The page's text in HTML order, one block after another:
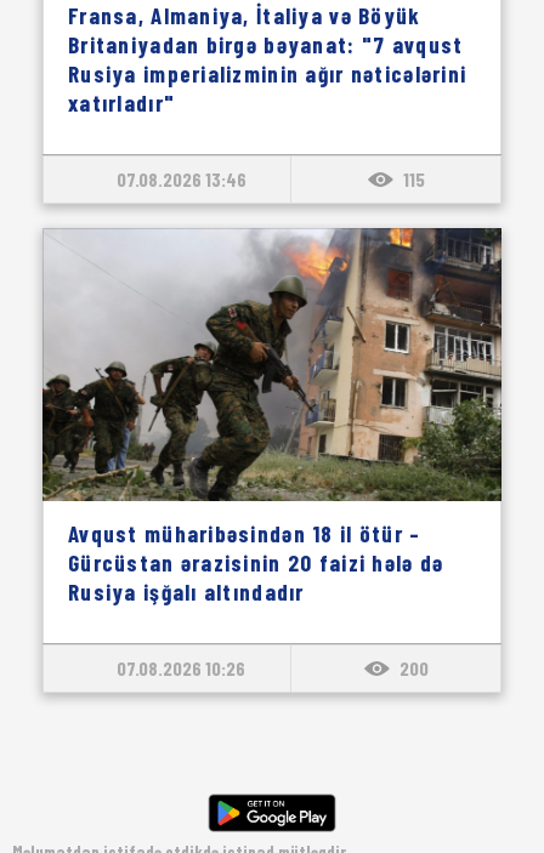
Fransa, Almaniya, İtaliya və Böyük
Britaniyadan birgə bəyanat: "7 avqust
Rusiya imperializminin ağır nəticələrini
xatırladır"
07.08.2026 13:46 115
Avqust müharibəsindən 18 il ötür –
Gürcüstan ərazisinin 20 faizi hələ də
Rusiya işğalı altındadır
07.08.2026 10:26 200